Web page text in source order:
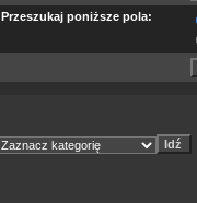
Przeszukaj poniższe pola: